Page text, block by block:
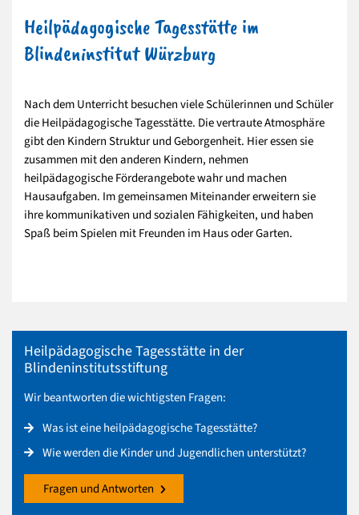
Heilpädagogische Tagesstätte im
Blindeninstitut Würzburg
Nach dem Unterricht besuchen viele Schülerinnen und Schüler
die Heilpädagogische Tagesstätte. Die vertraute Atmosphäre
gibt den Kindern Struktur und Geborgenheit. Hier essen sie
zusammen mit den anderen Kindern, nehmen
heilpädagogische Förderangebote wahr und machen
Hausaufgaben. Im gemeinsamen Miteinander erweitern sie
ihre kommunikativen und sozialen Fähigkeiten, und haben
Spaß beim Spielen mit Freunden im Haus oder Garten.
Heilpädagogische Tagesstätte in der
Blindeninstitutsstiftung
Wir beantworten die wichtigsten Fragen:
Was ist eine heilpädagogische Tagesstätte?
Wie werden die Kinder und Jugendlichen unterstützt?
Fragen und Antworten